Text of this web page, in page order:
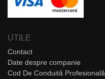
UTILE
Contact
Date despre companie
Cod De Conduită Profesională